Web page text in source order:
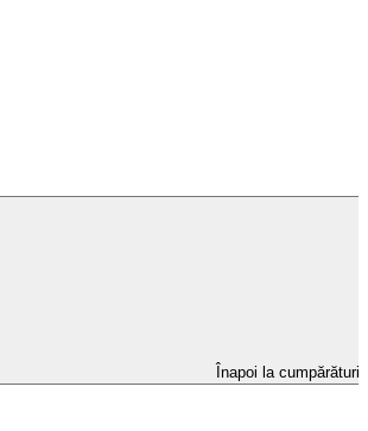
Înapoi la cumpărături